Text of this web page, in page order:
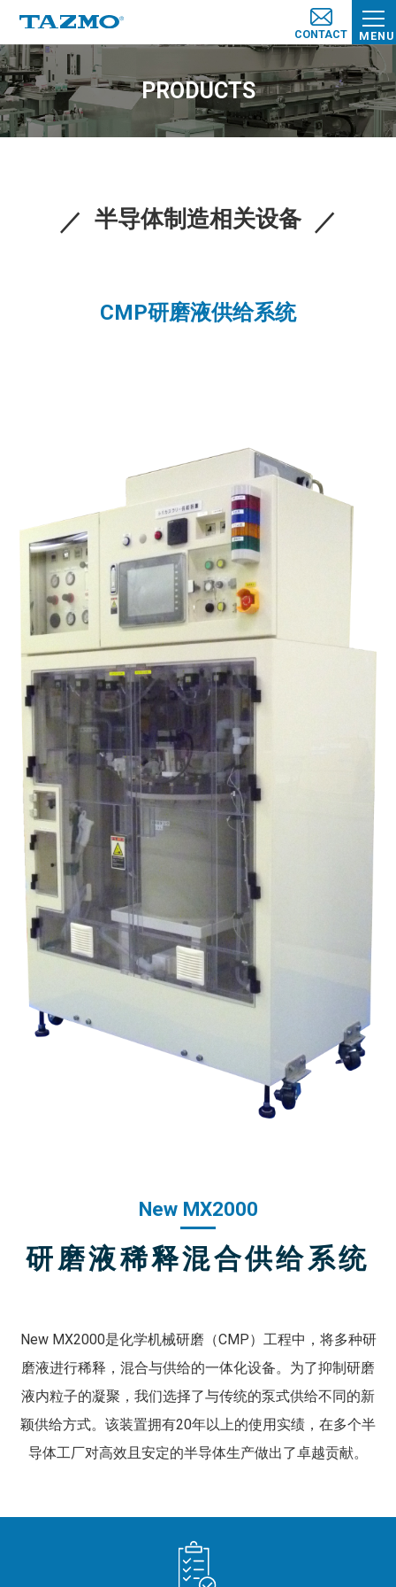
MENU
CONTACT
PRODUCTS
半导体制造相关设备
CMP研磨液供给系统
New MX2000
研磨液稀释混合供给系统
New MX2000是化学机械研磨（CMP）工程中，将多种研
磨液进行稀释，混合与供给的一体化设备。为了抑制研磨
液内粒子的凝聚，我们选择了与传统的泵式供给不同的新
颖供给方式。该装置拥有20年以上的使用实绩，在多个半
导体工厂对高效且安定的半导体生产做出了卓越贡献。